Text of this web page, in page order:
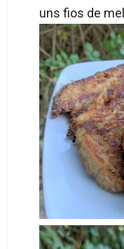
uns fios de